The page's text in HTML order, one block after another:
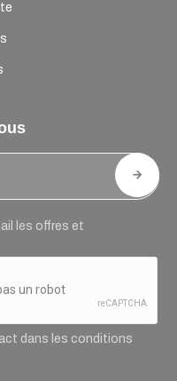
les offres et
dans les conditions